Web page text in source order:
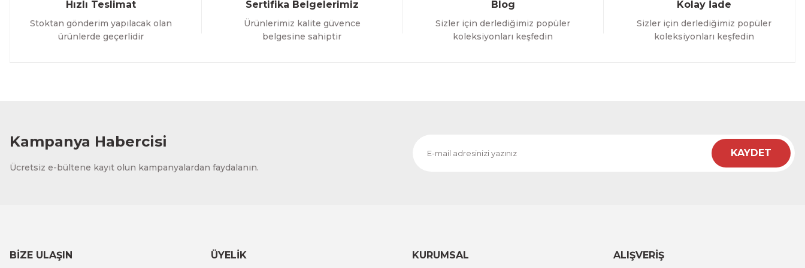
Hızlı Teslimat
Stoktan gönderim yapılacak olan
ürünlerde geçerlidir
Sertifika Belgelerimiz
Ürünlerimiz kalite güvence
belgesine sahiptir
Blog
Sizler için derlediğimiz popüler
koleksiyonları keşfedin
Kolay İade
Sizler için derlediğimiz popüler
koleksiyonları keşfedin
Kampanya Habercisi
Ücretsiz e-bültene kayıt olun kampanyalardan faydalanın.
KAYDET
BİZE ULAŞIN ÜYELİK KURUMSAL ALIŞVERİŞ